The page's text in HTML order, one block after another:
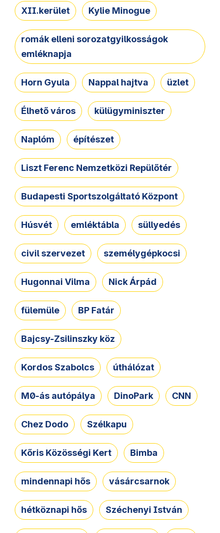
XII.kerület Kylie Minogue
romák elleni sorozatgyilkosságok
emléknapja
Horn Gyula Nappal hajtva üzlet
Élhető város külügyminiszter
Naplóm építészet
Liszt Ferenc Nemzetközi Repülőtér
Budapesti Sportszolgáltató Központ
Húsvét emléktábla süllyedés
civil szervezet személygépkocsi
Hugonnai Vilma Nick Árpád
fülemüle BP Fatár
Bajcsy-Zsilinszky köz
Kordos Szabolcs úthálózat
M0-ás autópálya DinoPark CNN
Chez Dodo Szélkapu
Kőris Közösségi Kert Bimba
mindennapi hős vásárcsarnok
hétköznapi hős Széchenyi István